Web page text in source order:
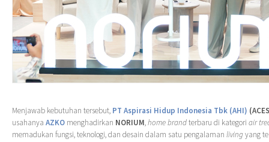
Menjawab kebutuhan tersebut, PT Aspirasi Hidup Indonesia Tbk (AHI)
usahanya AZKO menghadirkan NORIUM,home brandterbaru di kategori air
memadukan fungsi, teknologi, dan desain dalam satu pengalaman livingyang